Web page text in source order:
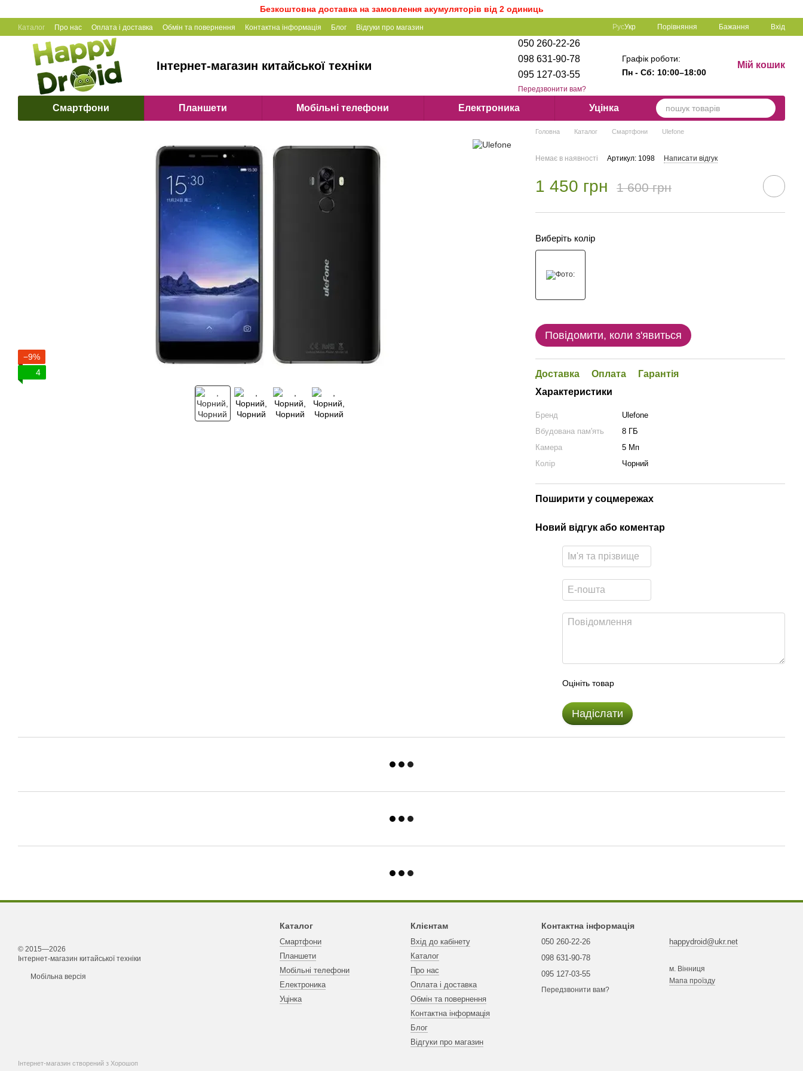
Безкоштовна доставка на замовлення акумуляторів від 2 одиниць
Каталог Про нас Оплата і доставка Обмін та повернення Контактна інформація Блог Відгуки про магазин РусУкр Порівняння Бажання Вхід
Інтернет-магазин китайської техніки
050 260-22-26
098 631-90-78
095 127-03-55
Передзвонити вам?
Графік роботи:
Пн - Сб: 10:00–18:00
Мій кошик
Смартфони Планшети Мобільні телефони Електроника Уцінка
−9%
4
Головна Каталог Смартфони Ulefone
Немає в наявності Артикул: 1098 Написати відгук
1 450 грн 1 600 грн
Виберіть колір
Повідомити, коли з'явиться
Доставка Оплата
Гарантія
Характеристики
Бренд
Ulefone
Вбудована пам'ять
8 ГБ
Камера
5 Мп
Колір
Чорний
Поширити у соцмережах
Новий відгук або коментар
Оцініть товар
Надіслати
© 2015—2026
Інтернет-магазин китайської техніки
Мобільна версія
Інтернет-магазин створений з Хорошоп
Каталог
Смартфони
Планшети
Мобільні телефони
Електроника
Уцінка
Клієнтам
Вхід до кабінету
Каталог
Про нас
Оплата і доставка
Обмін та повернення
Контактна інформація
Блог
Відгуки про магазин
Контактна інформація
050 260-22-26
098 631-90-78
095 127-03-55
Передзвонити вам?
happydroid@ukr.net
м. Вінниця
Мапа проїзду